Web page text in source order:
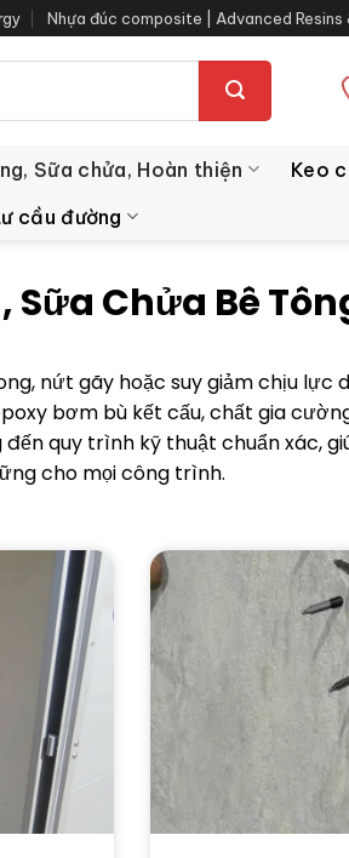
Nhựa đúc composite | Advanced Resins
Sữa chửa, Hoàn thiện Keo
cầu đường
Sữa Chửa Bê
nứt gãy hoặc suy giảm chịu lực
bơm bù kết cấu, chất gia
quy trình kỹ thuật chuẩn xác,
cho mọi công trình.